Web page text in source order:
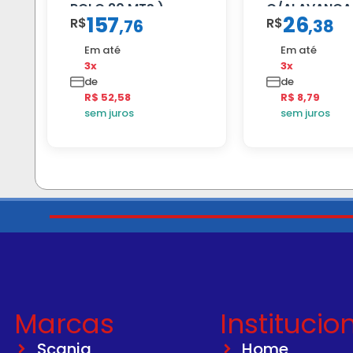
ROLO 20 MTS )
R$157,76
Em até
3x
de
R$ 52,58
sem juros
C/ALAVANCA
R$26,38
Em até
3x
de
R$ 8,79
sem juros
Marcas